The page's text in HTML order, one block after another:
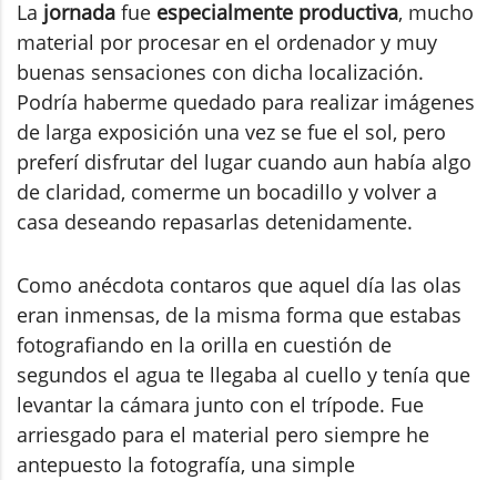
La jornada fue especialmente productiva, mucho
material por procesar en el ordenador y muy
buenas sensaciones con dicha localización.
Podría haberme quedado para realizar imágenes
de larga exposición una vez se fue el sol, pero
preferí disfrutar del lugar cuando aun había algo
de claridad, comerme un bocadillo y volver a
casa deseando repasarlas detenidamente.
Como anécdota contaros que aquel día las olas
eran inmensas, de la misma forma que estabas
fotografiando en la orilla en cuestión de
segundos el agua te llegaba al cuello y tenía que
levantar la cámara junto con el trípode. Fue
arriesgado para el material pero siempre he
antepuesto la fotografía, una simple